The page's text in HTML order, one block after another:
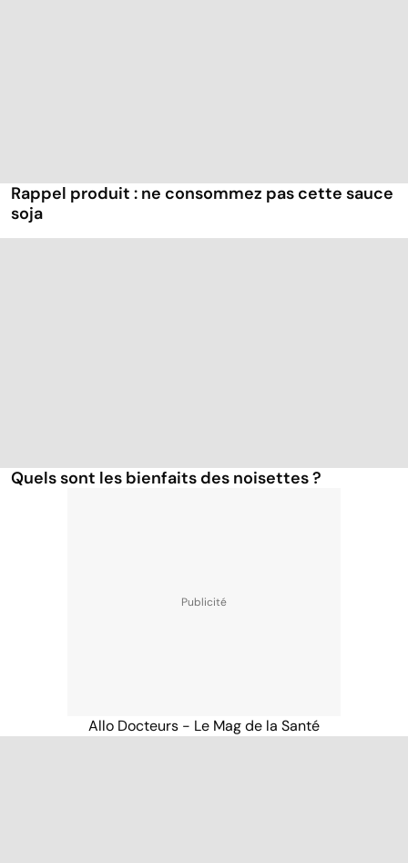
Rappel produit : ne consommez pas cette sauce
soja
Quels sont les bienfaits des noisettes ?
Allo Docteurs - Le Mag de la Santé